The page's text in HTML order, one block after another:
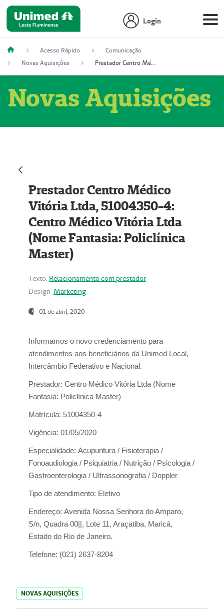
Login
Acesso Rápido
Comunicação
Novas Aquisições
Prestador Centro Médico Vitória Ltda, 51004350-4: Centro Médico Vitória Ltda (Nome Fantasia: Policlínica Master)
Novas Aquisições
Prestador Centro Médico
Vitória Ltda, 51004350-4:
Centro Médico Vitória Ltda
(Nome Fantasia: Policlínica
Master)
Texto: Relacionamento com prestador
Design: Marketing
01 de abril, 2020
Informamos o novo credenciamento para
atendimentos aos beneficiários da Unimed Local,
Intercâmbio Federativo e Nacional.
Prestador: Centro Médico Vitória Ltda (Nome
Fantasia: Policlínica Master)
Matrícula: 51004350-4
Vigência: 01/05/2020
Especialidade: Acupuntura / Fisioterapia /
Fonoaudiologia / Psiquiatria / Nutrição / Psicologia /
Gastroenterologia / Ultrassonografia / Doppler
Tipo de atendimento: Eletivo
Endereço: Avenida Nossa Senhora do Amparo,
S/n, Quadra 00||, Lote 11, Araçatiba, Maricá,
Estado do Rio de Janeiro.
Telefone: (021) 2637-8204
NOVAS AQUISIÇÕES